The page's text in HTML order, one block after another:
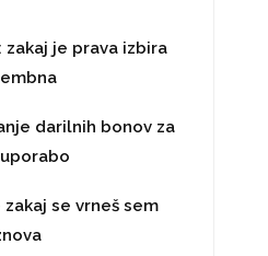
zakaj je prava izbira
darilnih bonov za
zakaj se vrneš sem